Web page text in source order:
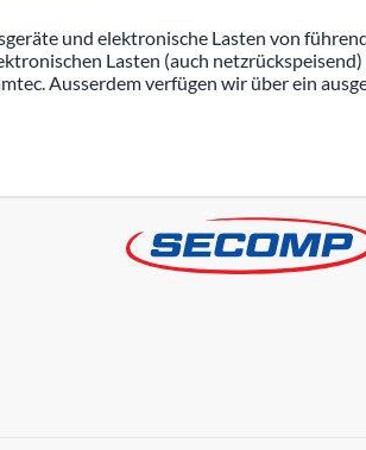
und elektronische Lasten von
Lasten (auch
Ausserdem verfügen wir über ein